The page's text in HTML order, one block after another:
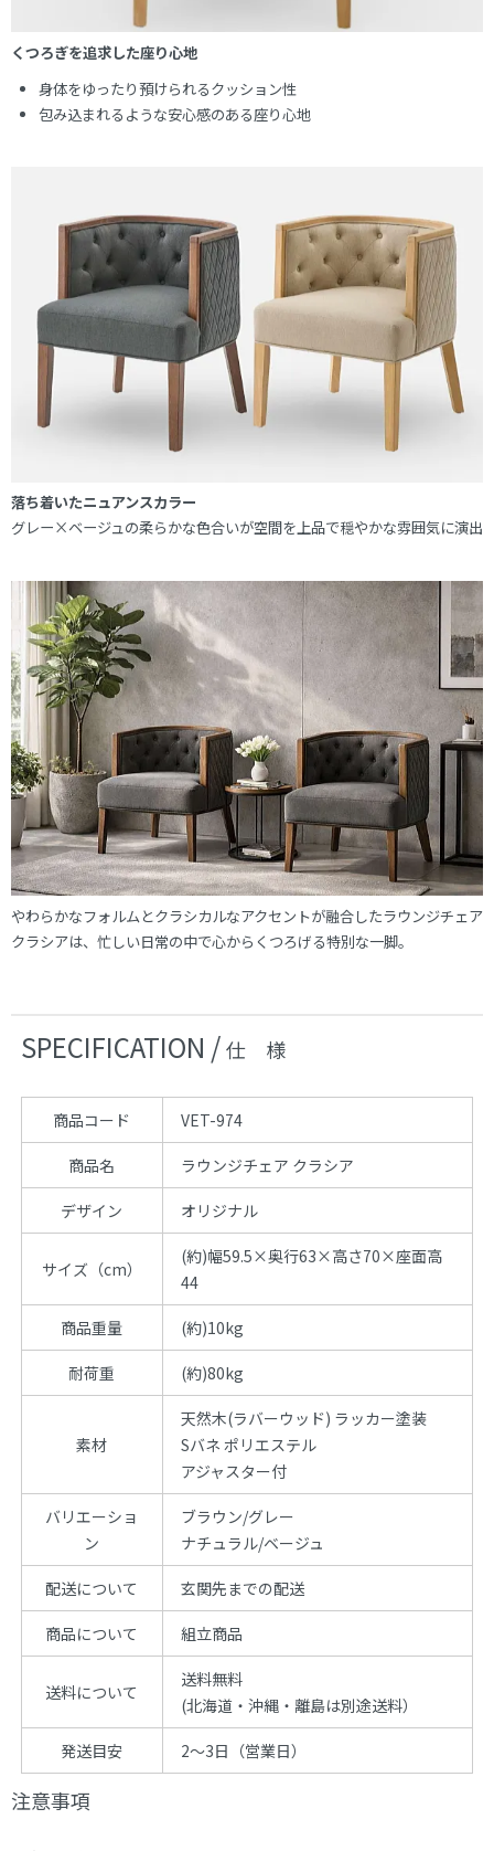
くつろぎを追求した座り心地
身体をゆったり預けられるクッション性
包み込まれるような安心感のある座り心地
落ち着いたニュアンスカラー
グレー×ベージュの柔らかな色合いが空間を上品で穏やかな雰囲気に演出
やわらかなフォルムとクラシカルなアクセントが融合したラウンジチェア
クラシアは、忙しい日常の中で心からくつろげる特別な一脚。
SPECIFICATION /仕 様
商品コード VET-974
商品名 ラウンジチェア クラシア
デザイン オリジナル
サイズ（cm）
(約)幅59.5×奥行63×高さ70×座面高
44
商品重量 (約)10kg
耐荷重 (約)80kg
素材
天然木(ラバーウッド) ラッカー塗装
Sバネ ポリエステル
アジャスター付
バリエーショ
ン
ブラウン/グレー
ナチュラル/ベージュ
配送について 玄関先までの配送
商品について 組立商品
送料について
送料無料
(北海道・沖縄・離島は別途送料）
発送目安 2～3日（営業日）
注意事項